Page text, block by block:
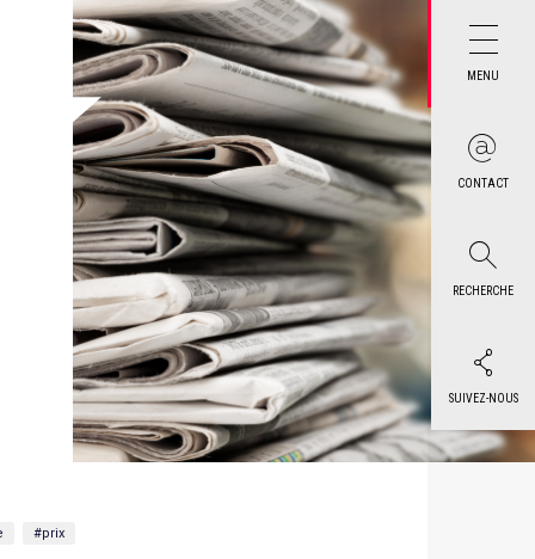
MENU
CONTACT
RECHERCHE
SUIVEZ-NOUS
#prix